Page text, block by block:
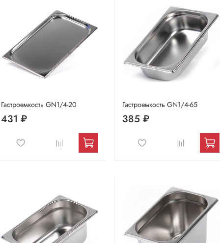
Гастроемкость GN1/4-20
431 ₽
Гастроемкость GN1/4-65
385 ₽